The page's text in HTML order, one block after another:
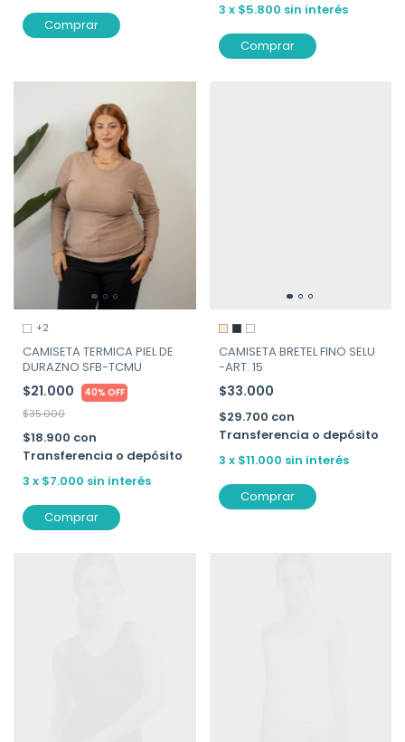
Comprar
3 x $5.800 sin interés
Comprar
+2
CAMISETA TERMICA PIEL DE
DURAZNO SFB-TCMU
$21.000 40% OFF
$35.000
$18.900 con
Transferencia o depósito
3 x $7.000 sin interés
Comprar
CAMISETA BRETEL FINO SELU
-ART. 15
$33.000
$29.700 con
Transferencia o depósito
3 x $11.000 sin interés
Comprar